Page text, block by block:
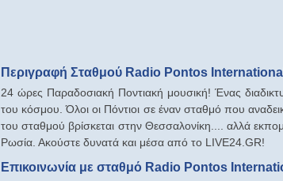
Περιγραφή Σταθμού Radio Pontos
24 ώρες Παραδοσιακή Ποντιακή μουσική! Ένας
του κόσμου. Όλοι οι Πόντιοι σε έναν σταθμό που
του σταθμού βρίσκεται στην Θεσσαλονίκη.... αλλά
Ρωσία. Ακούστε δυνατά και μέσα από το LIVE24.GR!
Επικοινωνία με σταθμό Radio Pontos